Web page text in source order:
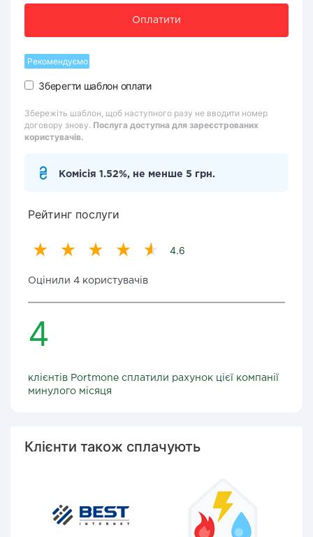
Оплатити
Рекомендуємо
Зберегти шаблон оплати
Збережіть шаблон, щоб наступного разу не вводити номер
договору знову. Послуга доступна для зареєстрованих
користувачів.
Комісія 1.52%, не менше 5 грн.
Рейтинг послуги
4.6
Оцінили 4 користувачів
4
клієнтів Portmone сплатили рахунок цієї компанії
минулого місяця
Клієнти також сплачують